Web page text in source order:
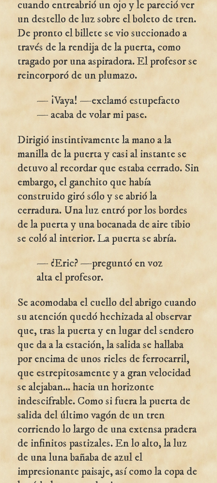
cuando entreabrió un ojo y le pareció ver
un destello de luz sobre el boleto de tren.
De pronto el billete se vio succionado a
través de la rendija de la puerta, como
tragado por una aspiradora. El profesor se
reincorporó de un plumazo.
— ¡Vaya! —exclamó estupefacto
— acaba de volar mi pase.
Dirigió instintivamente la mano a la
manilla de la puerta y casi al instante se
detuvo al recordar que estaba cerrado. Sin
embargo, el ganchito que había
construido giró sólo y se abrió la
cerradura. Una luz entró por los bordes
de la puerta y una bocanada de aire tibio
se coló al interior. La puerta se abría.
— ¿Eric? —preguntó en voz
alta el profesor.
Se acomodaba el cuello del abrigo cuando
su atención quedó hechizada al observar
que, tras la puerta y en lugar del sendero
que da a la estación, la salida se hallaba
por encima de unos rieles de ferrocarril,
que estrepitosamente y a gran velocidad
se alejaban... hacia un horizonte
indescifrable. Como si fuera la puerta de
salida del último vagón de un tren
corriendo lo largo de una extensa pradera
de infinitos pastizales. En lo alto, la luz
de una luna bañaba de azul el
impresionante paisaje, así como la copa de